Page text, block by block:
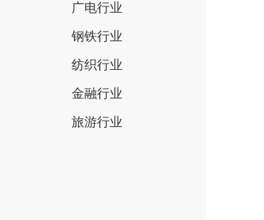
广电行业
钢铁行业
纺织行业
金融行业
旅游行业